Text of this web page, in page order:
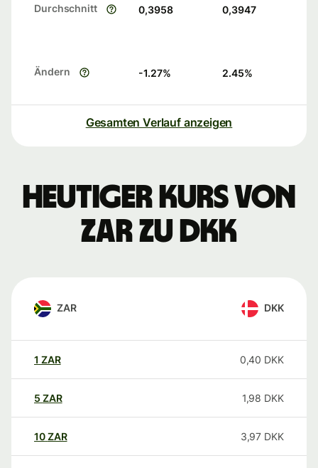
Durchschnitt 0,3958 0,3947
Ändern -1.27% 2.45%
Gesamten Verlauf anzeigen
Heutiger Kurs von
ZAR zu DKK
ZAR DKK
1 ZAR 0,40 DKK
5 ZAR 1,98 DKK
10ZAR 3,97 DKK